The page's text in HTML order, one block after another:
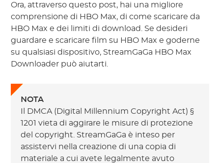
Ora, attraverso questo post, hai una migliore
comprensione di HBO Max, di come scaricare da
HBO Max e dei limiti di download. Se desideri
guardare e scaricare film su HBO Max e goderne
su qualsiasi dispositivo, StreamGaGa HBO Max
Downloader può aiutarti.
NOTA
Il DMCA (Digital Millennium Copyright Act) §
1201 vieta di aggirare le misure di protezione
del copyright. StreamGaGa è inteso per
assistervi nella creazione di una copia di
materiale a cui avete legalmente avuto